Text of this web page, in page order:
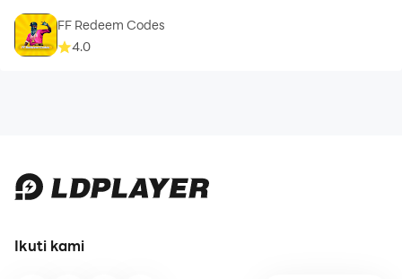
FF Redeem Codes
4.0
Ikuti kami